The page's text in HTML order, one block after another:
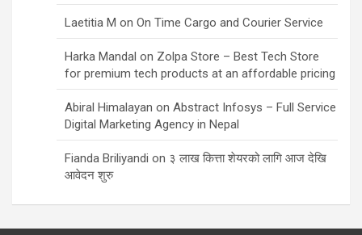
Laetitia M on On Time Cargo and Courier Service
Harka Mandal on Zolpa Store – Best Tech Store
for premium tech products at an affordable pricing
Abiral Himalayan on Abstract Infosys – Full Service
Digital Marketing Agency in Nepal
Fianda Briliyandi on ३ लाख कित्ता शेयरको लागि आज देखि
आवेदन शुरु